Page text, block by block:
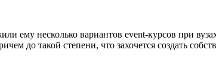
ему несколько вариантов event-курсов при
до такой степени, что захочется создать